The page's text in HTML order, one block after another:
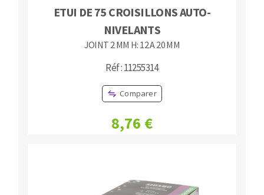
ETUI DE 75 CROISILLONS AUTO-
NIVELANTS
JOINT 2 MM H: 12 A 20 MM
Réf : 11255314
Comparer
8,76 €